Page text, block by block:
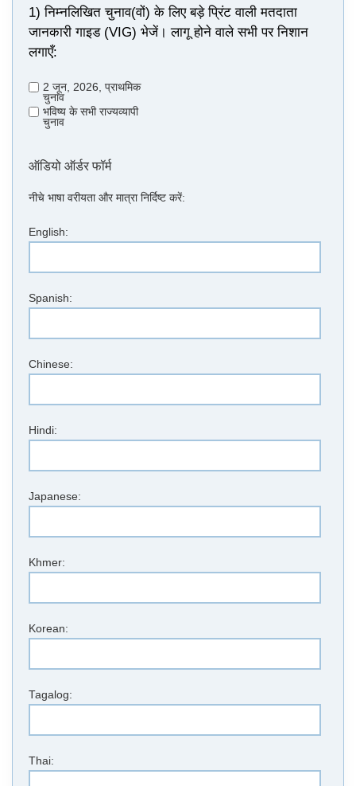
1) निम्नलिखित चुनाव(वों) के लिए बड़े प्रिंट वाली मतदाता
जानकारी गाइड (VIG) भेजें। लागू होने वाले सभी पर निशान
लगाएँ:
2 जून, 2026, प्राथमिक
चुनाव
भविष्य के सभी राज्यव्यापी
चुनाव
ऑडियो ऑर्डर फॉर्म
नीचे भाषा वरीयता और मात्रा निर्दिष्ट करें:
English:
Spanish:
Chinese:
Hindi:
Japanese:
Khmer:
Korean:
Tagalog:
Thai: